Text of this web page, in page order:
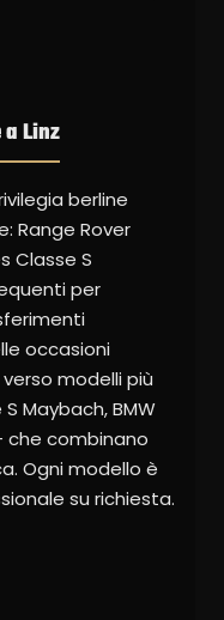
Linz
berline
Range Rover
Classe S
per
occasioni
modelli più
Maybach, BMW
che combinano
Ogni modello è
su richiesta.